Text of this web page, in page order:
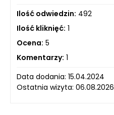
Ilość odwiedzin: 492
Ilość kliknięć: 1
Ocena: 5
Komentarzy: 1
Data dodania: 15.04.2024
Ostatnia wizyta: 06.08.2026